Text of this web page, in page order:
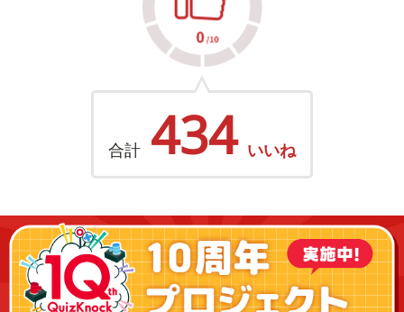
合計 434 いいね